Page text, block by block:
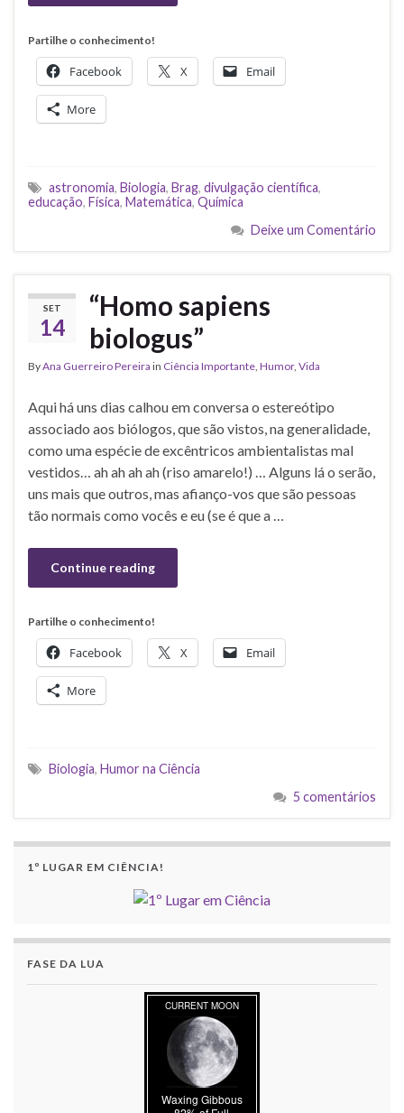
Partilhe o conhecimento!
Facebook X Email
More
astronomia, Biologia, Brag, divulgação científica,
educação, Física, Matemática, Química
Deixe um Comentário
SET
14
“Homo sapiens
biologus”
ByAna Guerreiro Pereira in Ciência Importante, Humor, Vida
Aqui há uns dias calhou em conversa o estereótipo
associado aos biólogos, que são vistos, na generalidade,
como uma espécie de excêntricos ambientalistas mal
vestidos… ah ah ah ah (riso amarelo!) … Alguns lá o serão,
uns mais que outros, mas afianço-vos que são pessoas
tão normais como vocês e eu (se é que a …
Continue reading
Partilhe o conhecimento!
Facebook X Email
More
Biologia, Humor na Ciência
5 comentários
1º LUGAR EM CIÊNCIA!
FASE DA LUA